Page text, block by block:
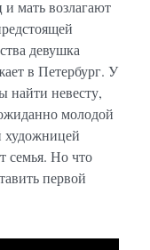
мать возлагают
девушка
в Петербург. У
найти невесту,
молодой
художницей
семья. Но что
первой